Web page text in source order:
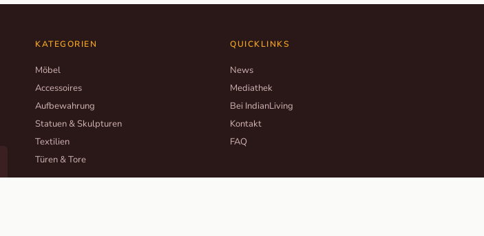
KATEGORIEN
Möbel
Accessoires
Aufbewahrung
Statuen & Skulpturen
Textilien
Türen & Tore
QUICKLINKS
News
Mediathek
Bei IndianLiving
Kontakt
FAQ